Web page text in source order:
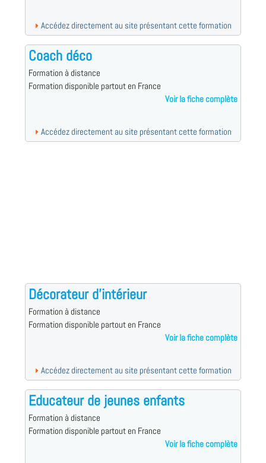
Accédez directement au site présentant cette formation
Coach déco
Formation à distance
Formation disponible partout en France
Voir la fiche complète
Accédez directement au site présentant cette formation
Décorateur d'intérieur
Formation à distance
Formation disponible partout en France
Voir la fiche complète
Accédez directement au site présentant cette formation
Educateur de jeunes enfants
Formation à distance
Formation disponible partout en France
Voir la fiche complète